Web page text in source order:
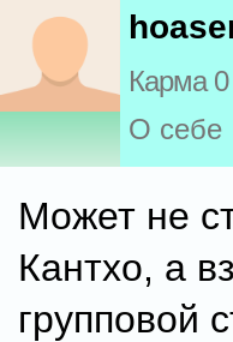
Карма 0
О себе
Может не
Кантхо, а
групповой